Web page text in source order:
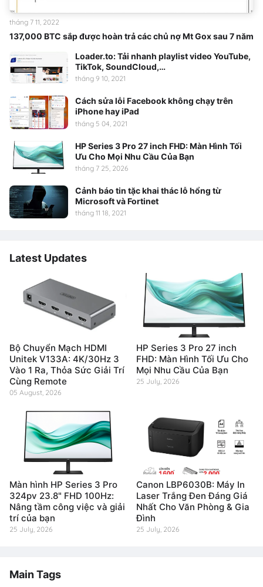
137,000 BTC sắp được hoàn trả các chủ nợ Mt Gox sau 7 năm
tháng 7 11, 2022
Loader.to: Tải nhanh playlist video YouTube,
TikTok, SoundCloud,…
tháng 9 10, 2021
Cách sửa lỗi Facebook không chạy trên
iPhone hay iPad
tháng 5 04, 2021
HP Series 3 Pro 27 inch FHD: Màn Hình Tối
Ưu Cho Mọi Nhu Cầu Của Bạn
tháng 7 25, 2026
Cảnh báo tin tặc khai thác lỗ hổng từ
Microsoft và Fortinet
tháng 11 18, 2021
Latest Updates
Bộ Chuyển Mạch HDMI
Unitek V133A: 4K/30Hz 3
Vào 1 Ra, Thỏa Sức Giải Trí
Cùng Remote
05 August, 2026
HP Series 3 Pro 27 inch
FHD: Màn Hình Tối Ưu Cho
Mọi Nhu Cầu Của Bạn
25 July, 2026
Màn hình HP Series 3 Pro
324pv 23.8" FHD 100Hz:
Nâng tầm công việc và giải
trí của bạn
25 July, 2026
Canon LBP6030B: Máy In
Laser Trắng Đen Đáng Giá
Nhất Cho Văn Phòng & Gia
Đình
25 July, 2026
Main Tags